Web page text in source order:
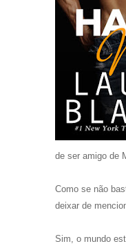
de ser amigo de
Como se não
deixar de
Sim, o mundo